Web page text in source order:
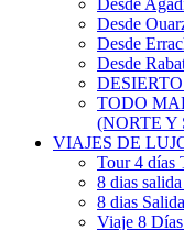
Desde
Desde
Desde
Desde
TODO
(NORTE Y
VIAJES DE
Tour 4 días
8 dias
8 dias
Viaje 8